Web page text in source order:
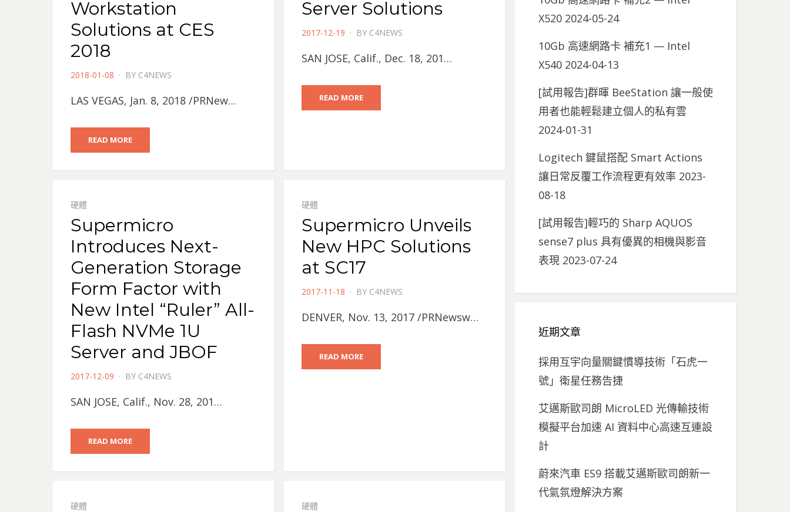
Workstation
Solutions at CES
2018
POSTED
2018-01-08 BY C4NEWS
LAS VEGAS, Jan. 8, 2018 /PRNew…
READ MORE
Server Solutions
POSTED
2017-12-19 BY C4NEWS
SAN JOSE, Calif., Dec. 18, 201…
READ MORE
硬體
Supermicro
Introduces Next-
Generation Storage
Form Factor with
New Intel “Ruler” All-
Flash NVMe 1U
Server and JBOF
POSTED
2017-12-09 BY C4NEWS
SAN JOSE, Calif., Nov. 28, 201…
READ MORE
硬體
Supermicro Unveils
New HPC Solutions
at SC17
POSTED
2017-11-18 BY C4NEWS
DENVER, Nov. 13, 2017 /PRNewsw…
READ MORE
硬體 硬體
X520 2024-05-24
10Gb 高速網路卡 補充1 — Intel
X540 2024-04-13
[試用報告]群暉 BeeStation 讓一般使
用者也能輕鬆建立個人的私有雲
2024-01-31
Logitech 鍵鼠搭配 Smart Actions
讓日常反覆工作流程更有效率 2023-
08-18
[試用報告]輕巧的 Sharp AQUOS
sense7 plus 具有優異的相機與影音
表現 2023-07-24
近期文章
採用互宇向量關鍵慣導技術「石虎一
號」衛星任務告捷
艾邁斯歐司朗 MicroLED 光傳輸技術
模擬平台加速 AI 資料中心高速互連設
計
蔚來汽車 ES9 搭載艾邁斯歐司朗新一
代氣氛燈解決方案